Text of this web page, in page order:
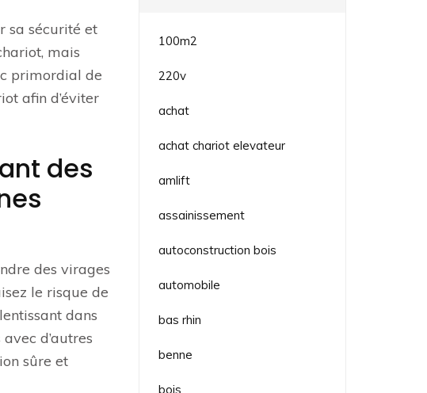
sa sécurité et
mais
primordial de
afin d’éviter
des
des virages
le risque de
dans
d’autres
sûre et
100m2
220v
achat
achat chariot elevateur
amlift
assainissement
autoconstruction bois
automobile
bas rhin
benne
bois